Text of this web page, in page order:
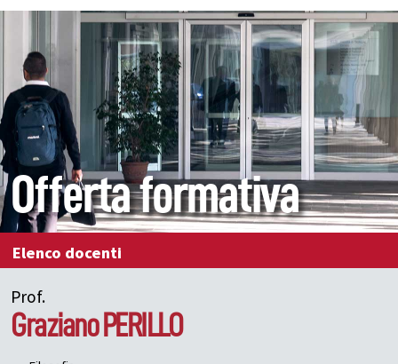
Offerta formativa
Elenco docenti
Prof.
Graziano PERILLO